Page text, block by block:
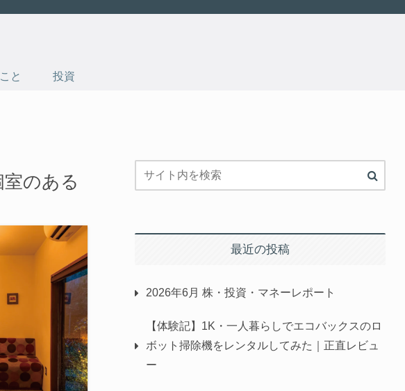
と 投資
室のある
最近の投稿
2026年6月 株・投資・マネーレポート
【体験記】1K・一人暮らしでエコバックスのロ
ボット掃除機をレンタルしてみた｜正直レビュ
ー